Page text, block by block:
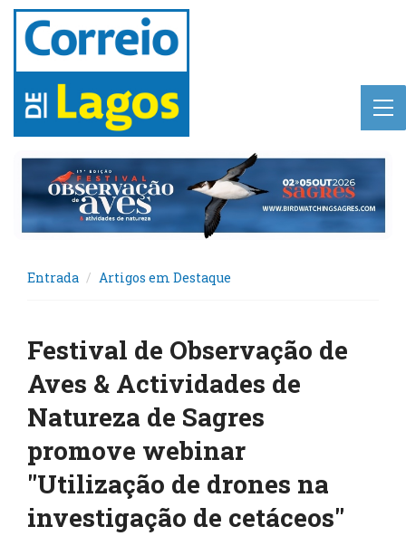
Entrada Artigos em Destaque
Festival de Observação de
Aves & Actividades de
Natureza de Sagres
promove webinar
"Utilização de drones na
investigação de cetáceos"